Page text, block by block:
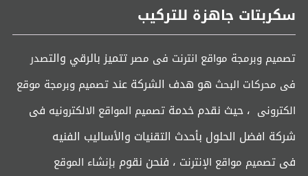
سكربتات جاهزة للتركيب
تصميم وبرمجة مواقع انترنت فى مصرتتميز بالرقي والتصدر
فى محركات البحث هو هدف الشركة عندتصميم وبرمجة موقع
الكترونى ، حيث نقدم خدمة تصميم المواقع الالكترونيه فى
شركة افضل الحلول بأحدث التقنيات والأساليب الفنيه
فى تصميم مواقع الإنترنت ، فنحن نقوم بإنشاء الموقع